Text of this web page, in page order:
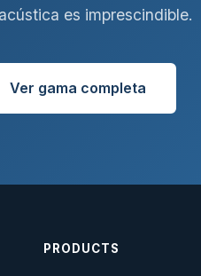
es imprescindible.
Ver gama completa
PRODUCTS